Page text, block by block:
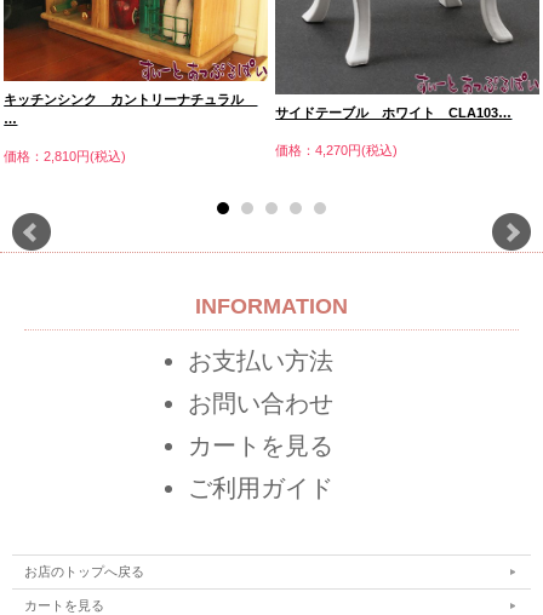
キッチンシンク カントリーナチュラル
…
価格：2,810円(税込)
サイドテーブル ホワイト CLA103…
価格：4,270円(税込)
INFORMATION
お支払い方法
お問い合わせ
カートを見る
ご利用ガイド
お店のトップへ戻る
カートを見る